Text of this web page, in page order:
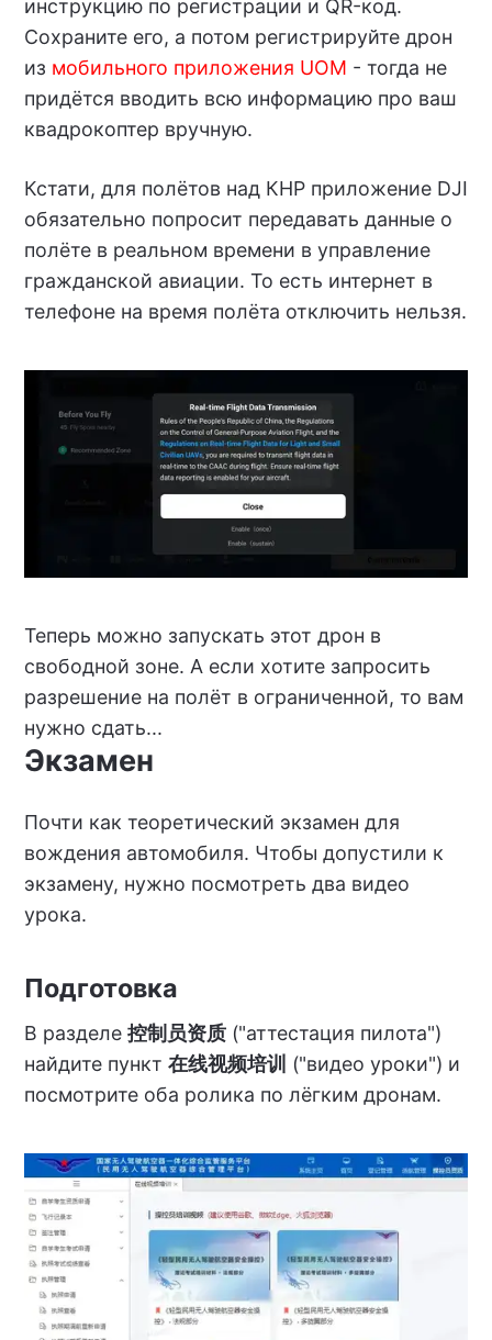
инструкцию по регистрации и QR-код.
Сохраните его, а потом регистрируйте дрон
из мобильного приложения UOM - тогда не
придётся вводить всю информацию про ваш
квадрокоптер вручную.
Кстати, для полётов над КНР приложение DJI
обязательно попросит передавать данные о
полёте в реальном времени в управление
гражданской авиации. То есть интернет в
телефоне на время полёта отключить нельзя.
Теперь можно запускать этот дрон в
свободной зоне. А если хотите запросить
разрешение на полёт в ограниченной, то вам
нужно сдать...
Экзамен
Почти как теоретический экзамен для
вождения автомобиля. Чтобы допустили к
экзамену, нужно посмотреть два видео
урока.
Подготовка
В разделе 控制员资质("аттестация пилота")
найдите пункт 在线视频培训 ("видео уроки") и
посмотрите оба ролика по лёгким дронам.